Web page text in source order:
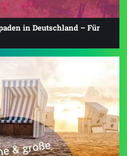
in Deutschland – Für